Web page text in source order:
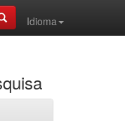
Idioma